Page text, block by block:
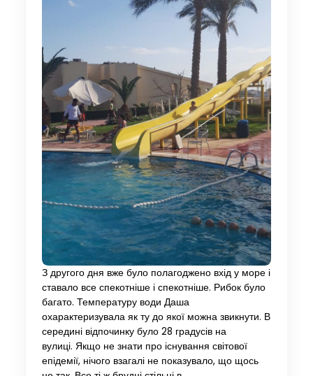
З другого дня вже було полагоджено вхід у море і
ставало все спекотніше і спекотніше. Рибок було
багато. Температуру води Даша
охарактеризувала як ту до якої можна звикнути. В
середині відпочинку було 28 градусів на
вулиці. Якщо не знати про існування світової
епідемії, нічого взагалі не показувало, що щось